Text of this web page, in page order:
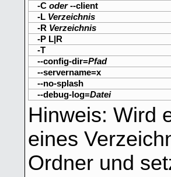
-C oder--client
-L Verzeichnis
-R Verzeichnis
-P L|R
-T
--config-dir=Pfad
--servername=x
--no-splash
--debug-log=Datei
Hinweis: Wird
eines
Ordner und